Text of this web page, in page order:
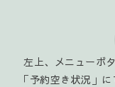
左上、メニューボ
「予約空き状況」